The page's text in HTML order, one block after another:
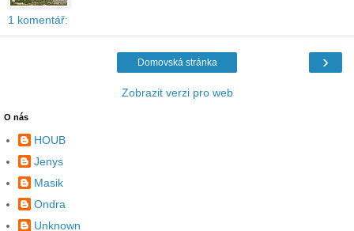
1 komentář:
›
Domovská stránka
Zobrazit verzi pro web
O nás
HOUB
Jenys
Masik
Ondra
Unknown